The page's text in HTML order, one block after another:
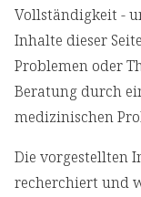
Vollständigkeit -
Inhalte dieser
Problemen oder
Beratung durch
medizinischen
Die vorgestellten
recherchiert und